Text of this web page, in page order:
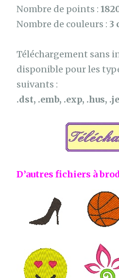
Nombre de points :
Nombre de couleurs : 3
Téléchargement sans
disponible pour les
suivants :
.dst, .emb, .exp, .hus,
D’autres fichiers à